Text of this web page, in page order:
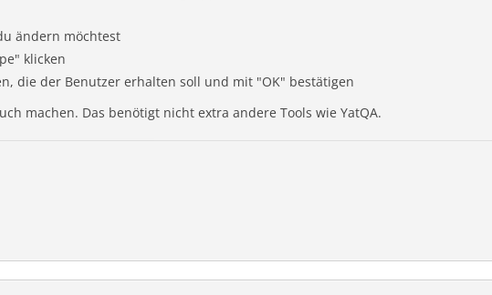
ändern möchtest
klicken
die der Benutzer erhalten soll und mit "OK" bestätigen
machen. Das benötigt nicht extra andere Tools wie YatQA.